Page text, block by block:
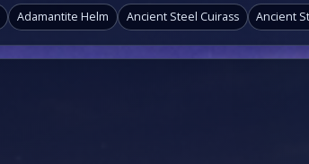
Adamantite Helm Ancient Steel Cuirass Ancient